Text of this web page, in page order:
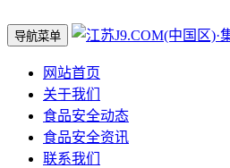
导航菜单
网站首页
关于我们
食品安全动态
食品安全资讯
联系我们